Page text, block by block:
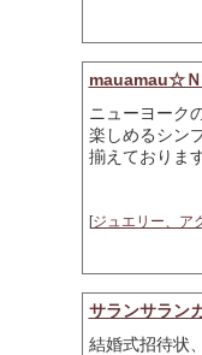
mauamau☆Ｎ
ニューヨーク
楽しめるシン
揃えております
[ジュエリー、ア
サランサラン
結婚式招待状